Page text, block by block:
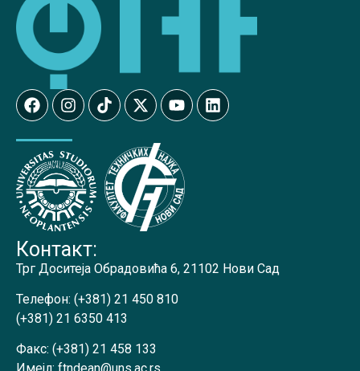
Контакт:
Трг Доситеја Обрадовића 6, 21102 Нови Сад
Телефон: (+381) 21 450 810
(+381) 21 6350 413
Факс: (+381) 21 458 133